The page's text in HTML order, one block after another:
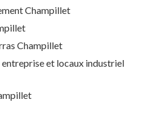
Champillet
Champillet
et locaux industriel